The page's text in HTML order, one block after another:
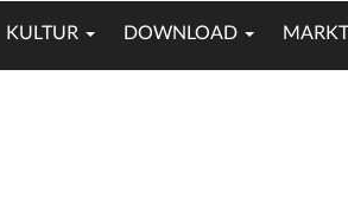
KULTUR DOWNLOAD